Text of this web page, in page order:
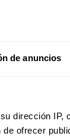
de anuncios
dirección IP,
ofrecer